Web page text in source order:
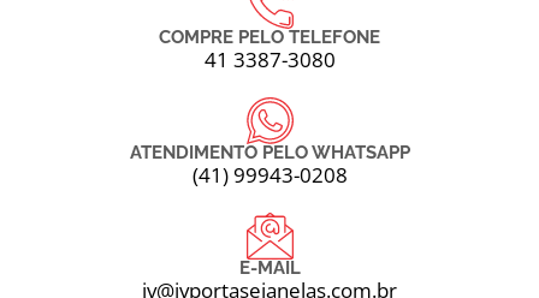
COMPRE PELO TELEFONE
41 3387-3080
ATENDIMENTO PELO WHATSAPP
(41) 99943-0208
E-MAIL
jv@jvportasejanelas.com.br